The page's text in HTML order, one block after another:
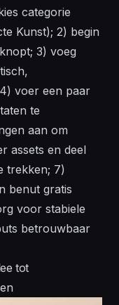
categorie
Kunst); 2) begin
3) voeg
voer een paar
te
aan om
assets en deel
trekken; 7)
benut gratis
voor stabiele
betrouwbaar
tot